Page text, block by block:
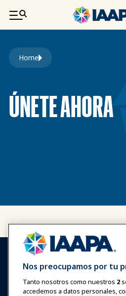
PASAR AL CONTENIDO
Ruta de navegación
Home
ÚNETE AHORA
Iniciar sesión
Nos preocupamos por tu
Tanto nosotros como nuestros 2
accedemos a datos personales,